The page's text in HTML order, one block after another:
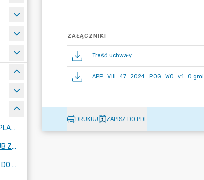
PROJEKTY UCHWAŁ AKTÓW PLANOWANIA PRZESTRZENNEGO
WNIOSKI O SPORZĄDZENIE LUB ZMIANĘ PLANÓW OGÓLNYCH LUB PLANÓW MIEJSCOWYCH ORAZ WNIOSKÓW O UCHWALENIE ZINTEGROWANYCH PLANÓW INWESTYCYJNYCH
UCHWAŁY O PRZYSTĄPIENIU DO SPORZĄDZANIA AKTÓW PLANOWANIA PRZESTRZENNEGO ORAZ GMINNEGO PROGRAMU REWITALIZACJI
ZAŁĄCZNIKI
Treść uchwały
APP_VIII_47_2024_POG_WO_v1_0.gml
DRUKUJ ZAPISZ DO PDF